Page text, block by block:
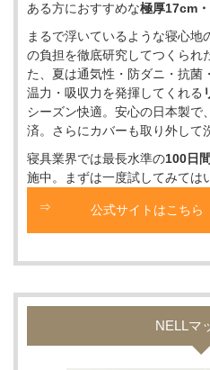
ある方におすすめな極厚17cm
まるで浮いているような寝心地
の負担を徹底研究してつくられ
た、夏は通気性・防ダニ・抗菌
温力・吸収力を発揮してくれる
シーズン快適。安心の日本製で
済。さらにカバーも取り外して
寝具業界では最長水準の100日
施中。まずは一度試してみては
公式サイトはこちら
NELLマ